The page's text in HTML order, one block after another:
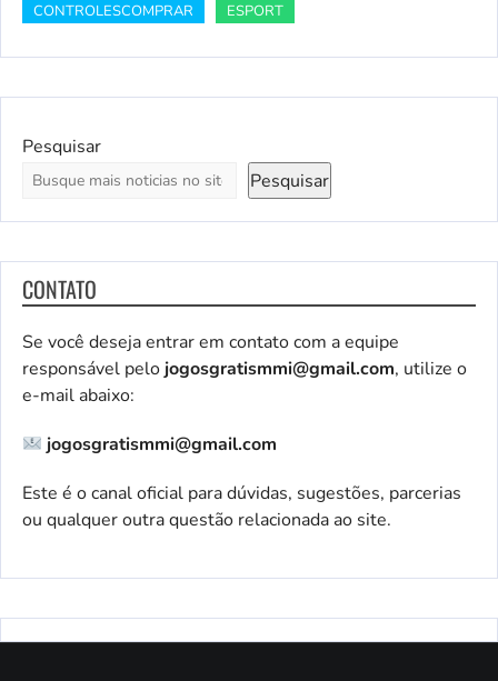
CONTROLESCOMPRAR
ESPORT
Pesquisar
Pesquisar
CONTATO
Se você deseja entrar em contato com a equipe
responsável pelojogosgratismmi@gmail.com, utilize o
e-mail abaixo:
jogosgratismmi@gmail.com
Este é o canal oficial para dúvidas, sugestões, parcerias
ou qualquer outra questão relacionada ao site.